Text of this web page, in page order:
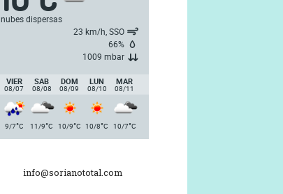
nubes dispersas
23 km/h, SSO
66%
1009 mbar
VIER
08/07
SAB
08/08
DOM
08/09
LUN
08/10
MAR
08/11
9/7°C 11/9°C 10/9°C 10/8°C 10/7°C
info@sorianototal.com